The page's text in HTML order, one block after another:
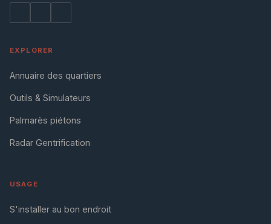
EXPLORER
Annuaire des quartiers
Outils & Simulateurs
Palmarès piétons
Radar Gentrification
USAGE
S'installer au bon endroit